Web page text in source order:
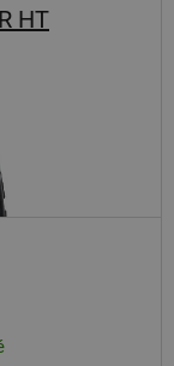
HT